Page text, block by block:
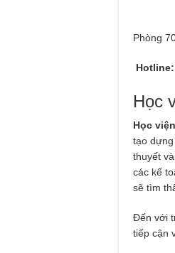
Phòng
Hotline:
Học
Học
tạo
thuyết
các kế
sẽ tìm
Đến với
tiếp cận